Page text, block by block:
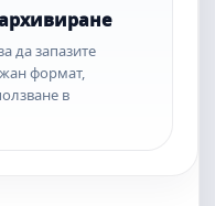
да запазите
формат,
в